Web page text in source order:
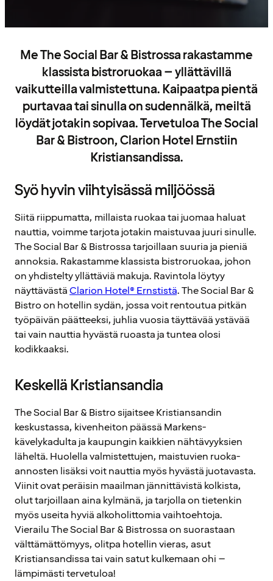
Me The Social Bar & Bistrossa rakastamme
klassista bistroruokaa – yllättävillä
vaikutteilla valmistettuna. Kaipaatpa pientä
purtavaa tai sinulla on sudennälkä, meiltä
löydät jotakin sopivaa. Tervetuloa The Social
Bar & Bistroon, Clarion Hotel Ernstiin
Kristiansandissa.
Syö hyvin viihtyisässä miljöössä
Siitä riippumatta, millaista ruokaa tai juomaa haluat
nauttia, voimme tarjota jotakin maistuvaa juuri sinulle.
The Social Bar & Bistrossa tarjoillaan suuria ja pieniä
annoksia. Rakastamme klassista bistroruokaa, johon
on yhdistelty yllättäviä makuja. Ravintola löytyy
näyttävästäClarion Hotel® Ernstistä. The Social Bar &
Bistro on hotellin sydän, jossa voit rentoutua pitkän
työpäivän päätteeksi, juhlia vuosia täyttävää ystävää
tai vain nauttia hyvästä ruoasta ja tuntea olosi
kodikkaaksi.
Keskellä Kristiansandia
The Social Bar & Bistro sijaitsee Kristiansandin
keskustassa, kivenheiton päässä Markens-
kävelykadulta ja kaupungin kaikkien nähtävyyksien
läheltä. Huolella valmistettujen, maistuvien ruoka-
annosten lisäksi voit nauttia myös hyvästä juotavasta.
Viinit ovat peräisin maailman jännittävistä kolkista,
olut tarjoillaan aina kylmänä, ja tarjolla on tietenkin
myös useita hyviä alkoholittomia vaihtoehtoja.
Vierailu The Social Bar & Bistrossa on suorastaan
välttämättömyys, olitpa hotellin vieras, asut
Kristiansandissa tai vain satut kulkemaan ohi –
lämpimästi tervetuloa!